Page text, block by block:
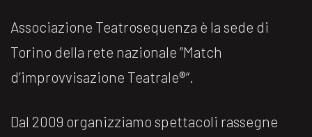
Associazione Teatrosequenza è la sede di
Torino della rete nazionale ”Match
d’improvvisazione Teatrale®️“.
Dal 2009 organizziamo spettacoli rassegne